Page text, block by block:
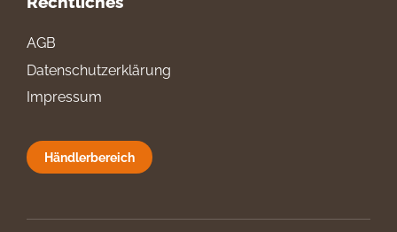
AGB
Datenschutzerklärung
Impressum
Händlerbereich